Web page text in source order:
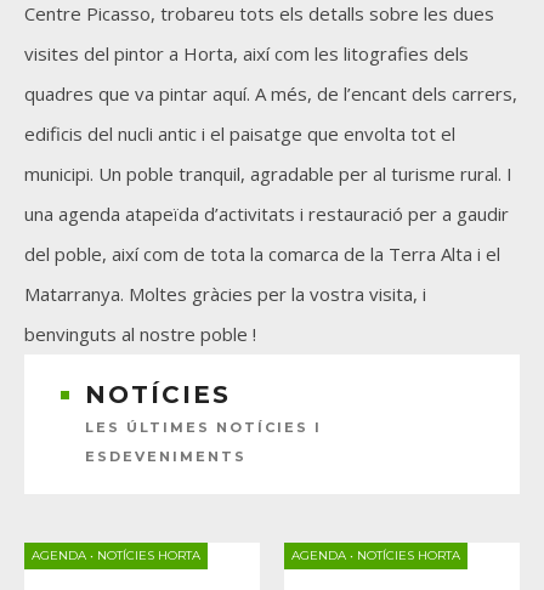
Centre Picasso, trobareu tots els detalls sobre les dues
visites del pintor a Horta, així com les litografies dels
quadres que va pintar aquí. A més, de l’encant dels carrers,
edificis del nucli antic i el paisatge que envolta tot el
municipi. Un poble tranquil, agradable per al turisme rural. I
una agenda atapeïda d’activitats i restauració per a gaudir
del poble, així com de tota la comarca de la Terra Alta i el
Matarranya. Moltes gràcies per la vostra visita, i
benvinguts al nostre poble !
NOTÍCIES
LES ÚLTIMES NOTÍCIES I
ESDEVENIMENTS
AGENDA • NOTÍCIES HORTA AGENDA • NOTÍCIES HORTA